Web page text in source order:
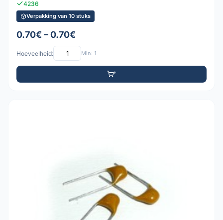
4236
Verpakking van 10 stuks
0.70€ – 0.70€
Hoeveelheid: Min: 1